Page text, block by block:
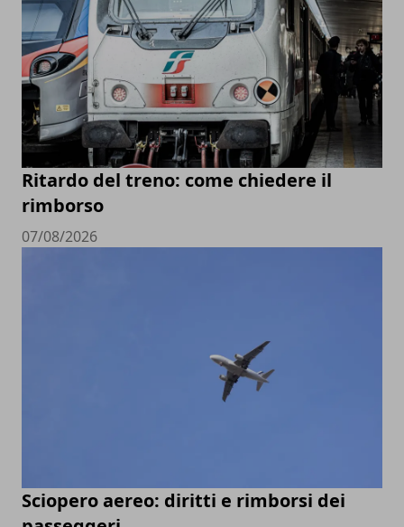
Ritardo del treno: come chiedere il
rimborso
07/08/2026
Sciopero aereo: diritti e rimborsi dei